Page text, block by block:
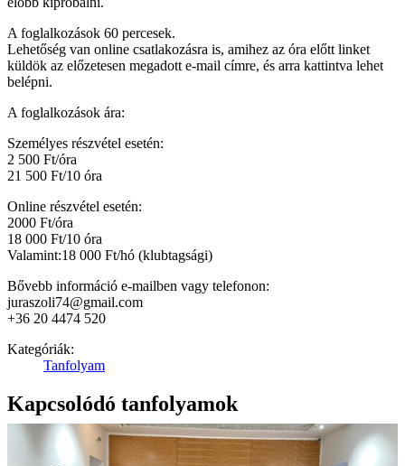
A foglalkozások 60 percesek.
Lehetőség van online csatlakozásra is, amihez az óra előtt linket
küldök az előzetesen megadott e-mail címre, és arra kattintva lehet
belépni.
A foglalkozások ára:
Személyes részvétel esetén:
2 500 Ft/óra
21 500 Ft/10 óra
Online részvétel esetén:
2000 Ft/óra
18 000 Ft/10 óra
Valamint:18 000 Ft/hó (klubtagsági)
Bővebb információ e-mailben vagy telefonon:
juraszoli74@gmail.com
+36 20 4474 520
Kategóriák:
Tanfolyam
Kapcsolódó tanfolyamok